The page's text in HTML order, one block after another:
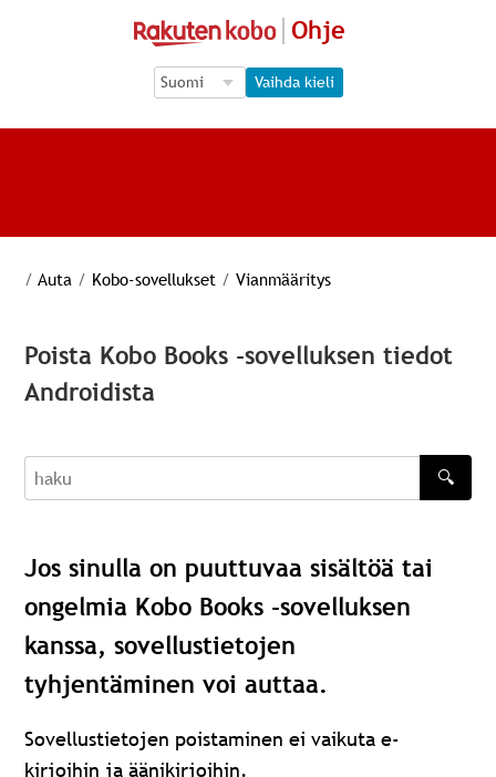
Ohje
Language Selection
Language Selection
Vaihda kieli
/ Auta / Kobo-sovellukset / Vianmääritys
Poista Kobo Books -sovelluksen tiedot
Androidista
haku
🔍
Jos sinulla on puuttuvaa sisältöä tai
ongelmia Kobo Books -sovelluksen
kanssa, sovellustietojen
tyhjentäminen voi auttaa.
Sovellustietojen poistaminen ei vaikuta e-
kirjoihin ja äänikirjoihin.